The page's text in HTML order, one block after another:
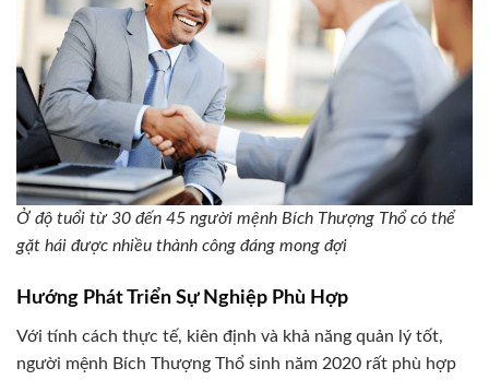
Ở độ tuổi từ 30 đến 45 người mệnh Bích Thượng Thổ có thể
gặt hái được nhiều thành công đáng mong đợi
Hướng Phát Triển Sự Nghiệp Phù Hợp
Với tính cách thực tế, kiên định và khả năng quản lý tốt,
người mệnh Bích Thượng Thổ sinh năm 2020 rất phù hợp